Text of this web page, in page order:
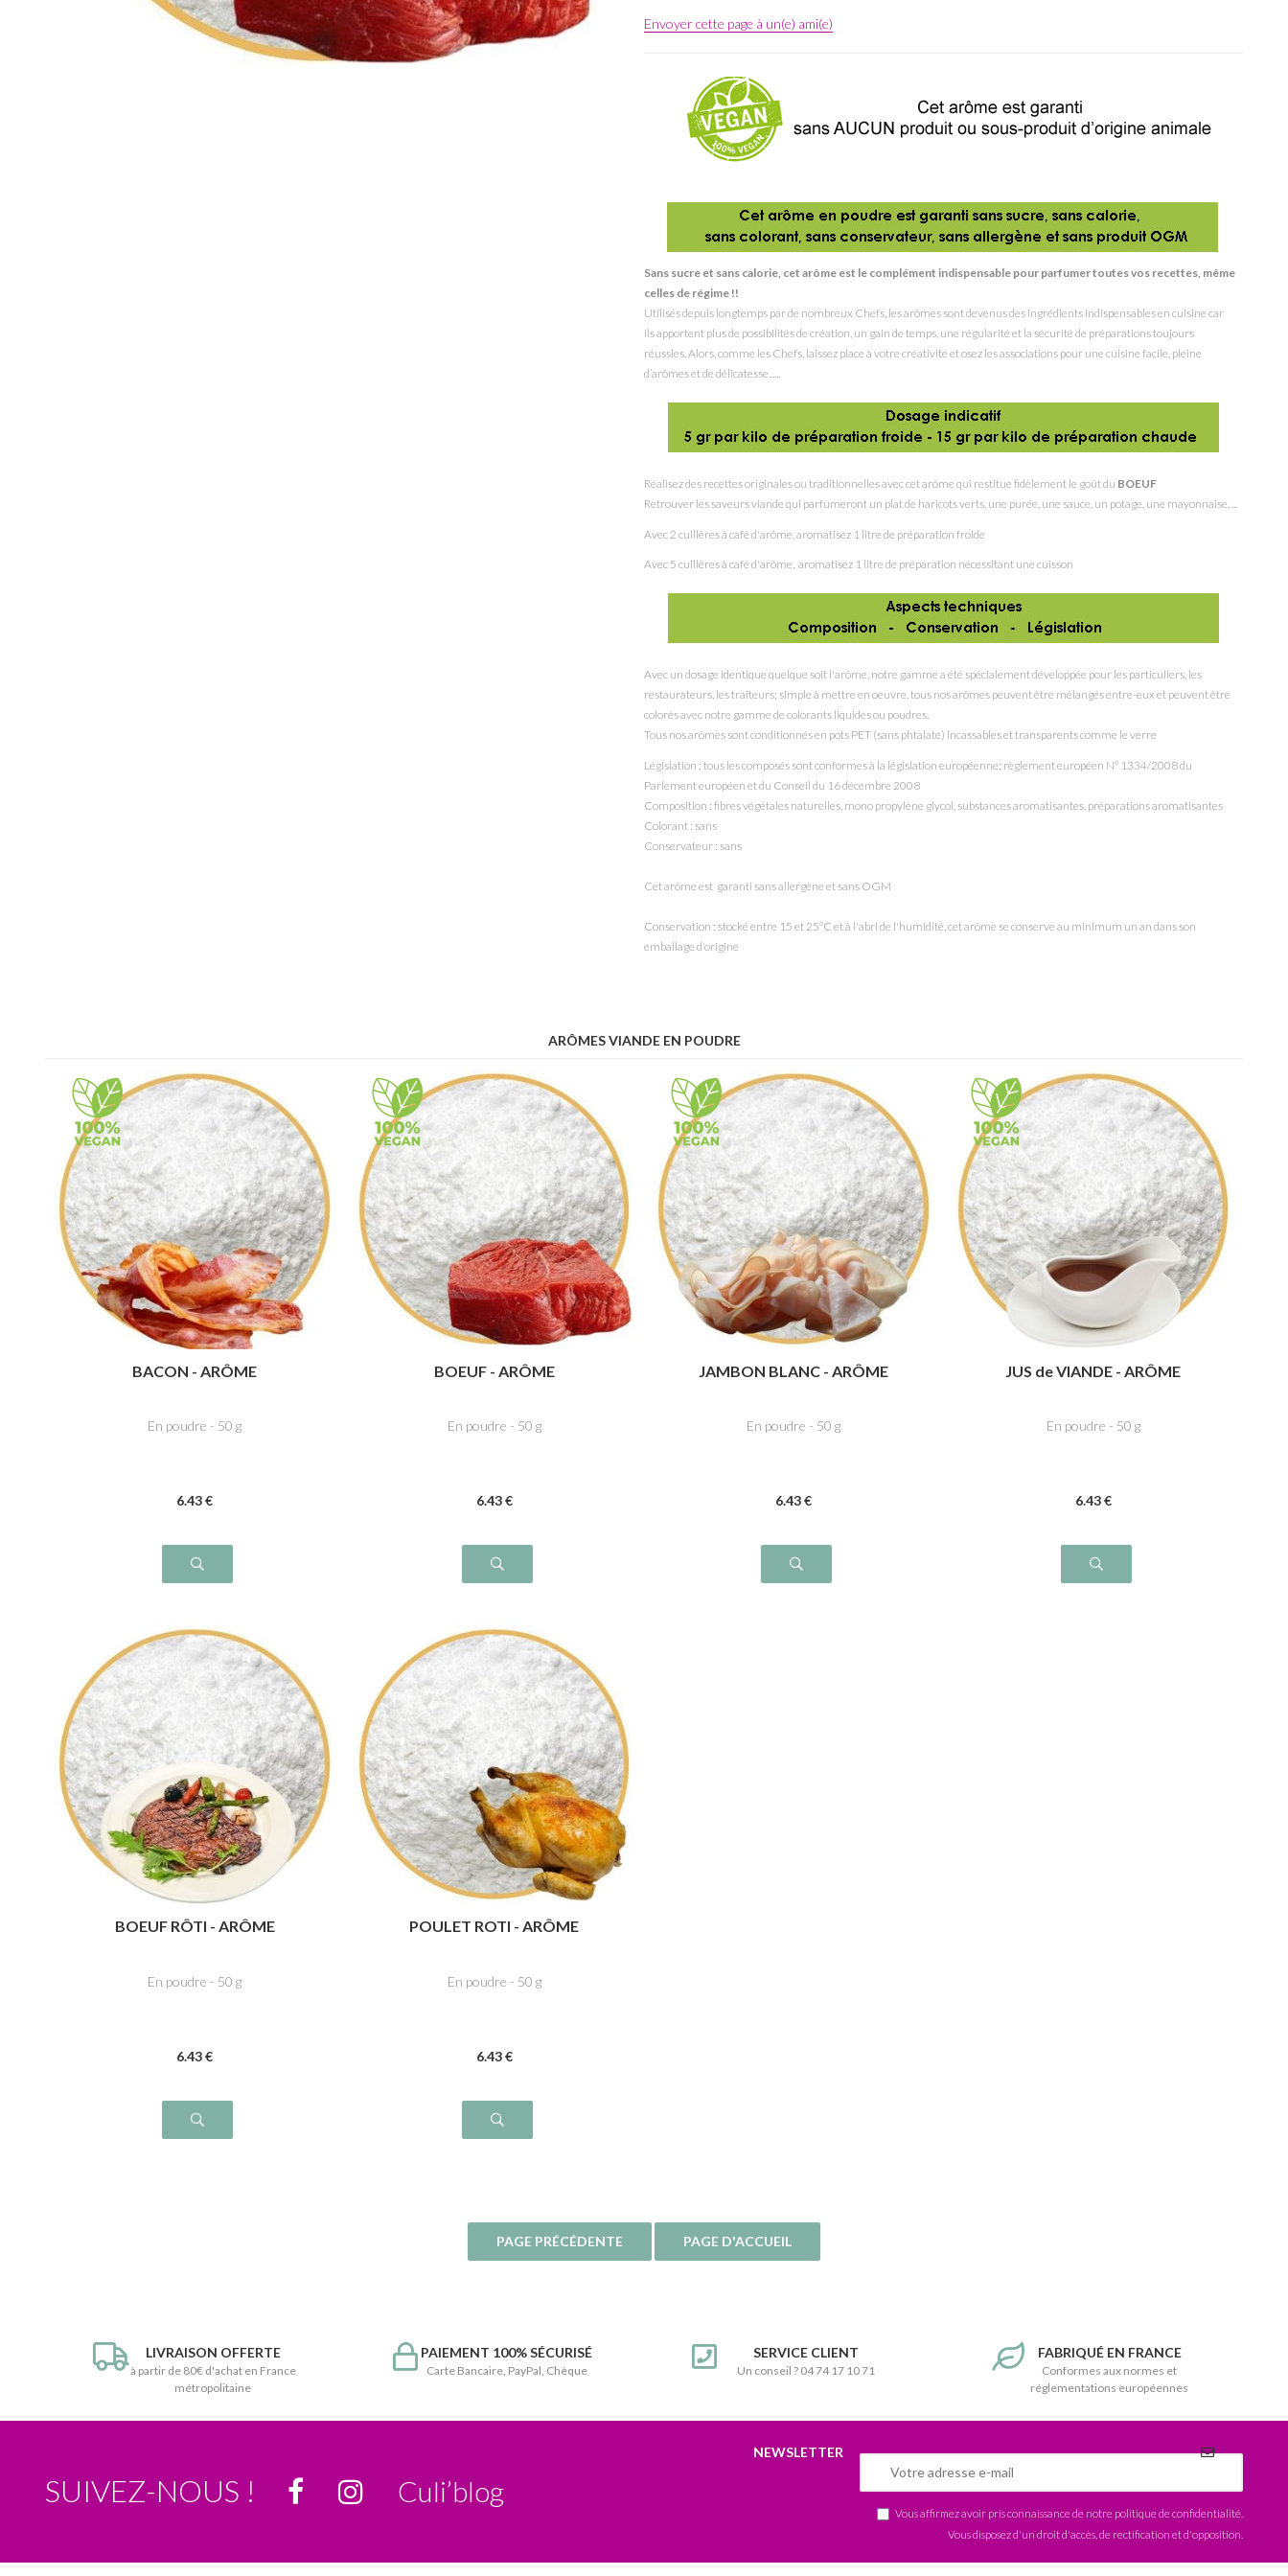
Envoyer cette page à un(e) ami(e)
Sans sucre et sans calorie, cet arôme est le complément indispensable pour parfumer toutes vos recettes, même
celles de régime !!
Utilisés depuis longtemps par de nombreux Chefs, les arômes sont devenus des ingrédients indispensables en cuisine car
ils apportent plus de possibilités de création, un gain de temps, une régularité et la sécurité de préparations toujours
réussies. Alors, comme les Chefs, laissez place à votre créativité et osez les associations pour une cuisine facile, pleine
d’arômes et de délicatesse......
Réalisez des recettes originales ou traditionnelles avec cet arôme qui restitue fidèlement le goût du BOEUF
Retrouver les saveurs viande qui parfumeront un plat de haricots verts, une purée, une sauce, un potage, une mayonnaise, ...
Avec 2 cuillères à café d'arôme, aromatisez 1 litre de préparation froide
Avec 5 cuillères à café d'arôme, aromatisez 1 litre de préparation nécessitant une cuisson
Avec un dosage identique quelque soit l'arôme, notre gamme a été spécialement développée pour les particuliers, les
restaurateurs, les traiteurs; simple à mettre en oeuvre, tous nos arômes peuvent être mélangés entre-eux et peuvent être
colorés avec notre gamme de colorants liquides ou poudres.
Tous nos arômes sont conditionnés en pots PET (sans phtalate) incassables et transparents comme le verre
Législation : tous les composés sont conformes à la législation européenne: règlement européen N° 1334/2008 du
Parlement européen et du Conseil du 16 décembre 2008
Composition : fibres végétales naturelles, mono propylène glycol , substances aromatisantes, préparations aromatisantes
Colorant : sans
Conservateur : sans
Cet arôme est garanti sans allergène et sans OGM
Conservation : stocké entre 15 et 25°C et à l'abri de l'humidité, cet arôme se conserve au minimum un an dans son
emballage d'origine
ARÔMES VIANDE EN POUDRE
BACON - ARÔME
En poudre - 50 g
6.43€
BOEUF - ARÔME
En poudre - 50 g
6.43€
JAMBON BLANC - ARÔME
En poudre - 50 g
6.43€
JUS de VIANDE - ARÔME
En poudre - 50 g
6.43€
BOEUF RÔTI - ARÔME
En poudre - 50 g
6.43€
POULET ROTI - ARÔME
En poudre - 50 g
6.43€
LIVRAISON OFFERTE
à partir de 80€ d'achat en France
métropolitaine
PAIEMENT 100% SÉCURISÉ
Carte Bancaire, PayPal, Chèque
SERVICE CLIENT
Un conseil ? 04 74 17 10 71
FABRIQUÉ EN FRANCE
Conformes aux normes et
réglementations européennes
SUIVEZ-NOUS ! Culi’blog
NEWSLETTER
Vous affirmez avoir pris connaissance de notre politique de confidentialité
Vous disposez d'un droit d'accès, de rectification et d'opposition.